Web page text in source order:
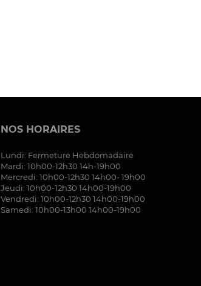
NOS HORAIRES
Lundi: Fermeture Hebdomadaire
Mardi: 10h00-12h30 14h-19h00
Mercredi: 10h00-12h30 14h00- 19h00
Jeudi: 10h00-12h30 14h00-19h00
Vendredi: 10h00-12h30 14h00-19h00
Samedi: 10h00-13h00 14h00-19h00